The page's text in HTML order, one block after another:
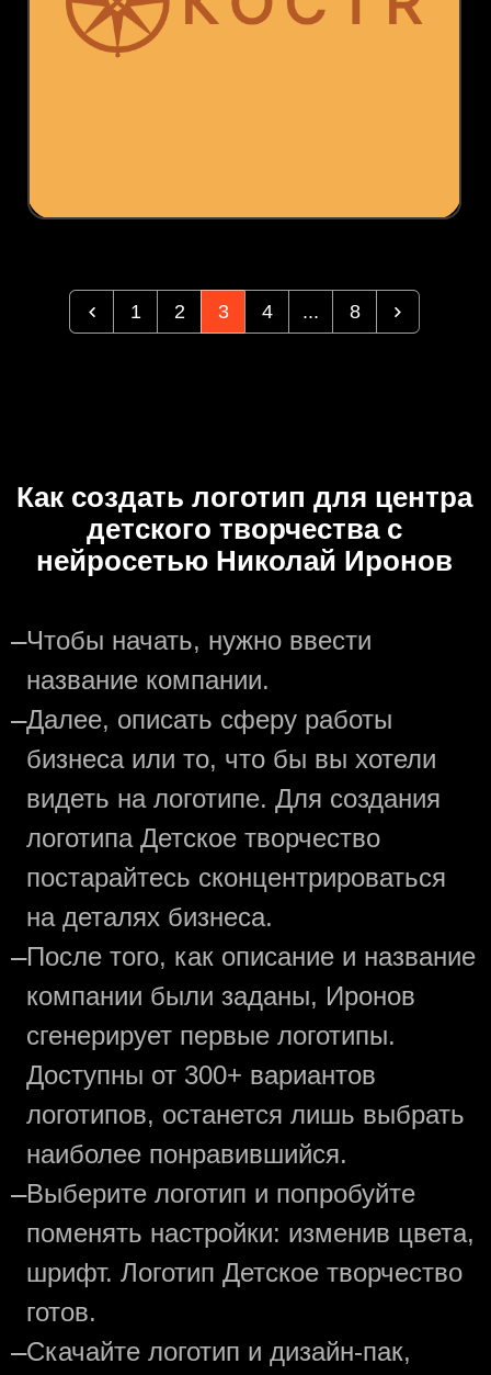
1 2 3 4 ... 8
Как создать логотип для центра
детского творчества с
нейросетью Николай Иронов
—Чтобы начать, нужно ввести
название компании.
—Далее, описать сферу работы
бизнеса или то, что бы вы хотели
видеть на логотипе. Для создания
логотипа Детское творчество
постарайтесь сконцентрироваться
на деталях бизнеса.
—После того, как описание и название
компании были заданы, Иронов
сгенерирует первые логотипы.
Доступны от 300+ вариантов
логотипов, останется лишь выбрать
наиболее понравившийся.
—Выберите логотип и попробуйте
поменять настройки: изменив цвета,
шрифт. Логотип Детское творчество
готов.
—Скачайте логотип и дизайн-пак,